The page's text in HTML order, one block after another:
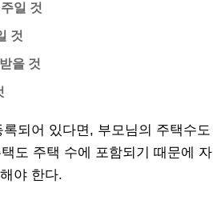
일 것
것
을 것
되어 있다면, 부모님의 주택수도
도 주택 수에 포함되기 때문에 자
야 한다.